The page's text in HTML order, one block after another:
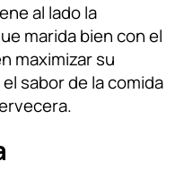
al lado la
marida bien con el
maximizar su
sabor de la comida